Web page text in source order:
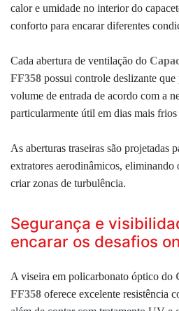
calor e umidade no interior do
conforto para encarar diferentes
Cada abertura de ventilação do
FF358 possui controle deslizante
volume de entrada de acordo com a
particularmente útil em dias mais
As aberturas traseiras são projetadas
extratores aerodinâmicos, eliminando
criar zonas de turbulência.
Segurança e
encarar os desafios
A viseira em policarbonato óptico do
FF358 oferece excelente resistência